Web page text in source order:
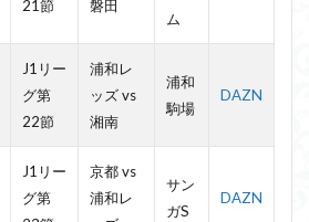
21節
磐田
ム
J1リー
グ第
22節
浦和レ
ッズ vs
湘南
浦和
駒場
DAZN
J1リー
グ第
京都 vs
浦和レ
サン
ガS
DAZN